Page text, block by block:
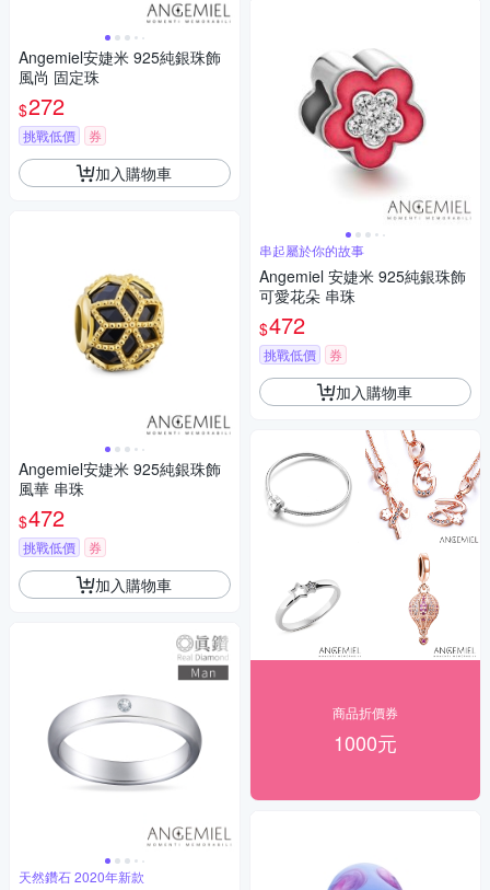
Angemiel安婕米 925純銀珠飾
風尚 固定珠
$272
挑戰低價 券
加入購物車
Angemiel安婕米 925純銀珠飾
風華 串珠
$472
挑戰低價 券
加入購物車
天然鑽石 2020年新款
串起屬於你的故事
Angemiel 安婕米 925純銀珠飾
可愛花朵 串珠
$472
挑戰低價 券
加入購物車
商品折價券
1000元